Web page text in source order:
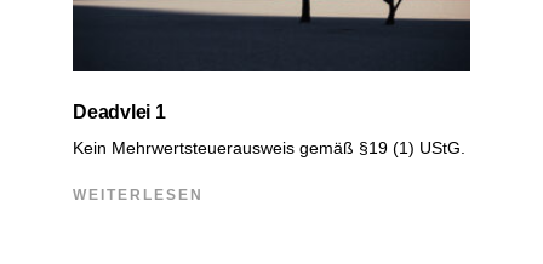
Deadvlei 1
Kein Mehrwertsteuerausweis gemäß §19 (1) UStG.
WEITERLESEN